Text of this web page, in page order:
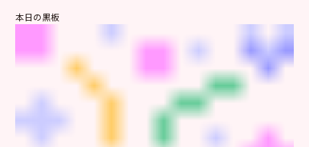
本日の黒板